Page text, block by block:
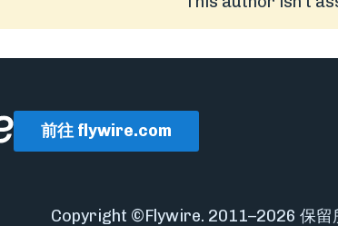
前往 flywire.com
Copyright ©Flywire. 2011–2026 保留